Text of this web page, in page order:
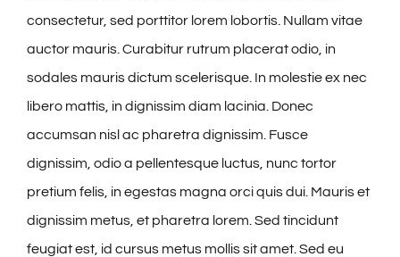
consectetur, sed porttitor lorem lobortis. Nullam vitae
auctor mauris. Curabitur rutrum placerat odio, in
sodales mauris dictum scelerisque. In molestie ex nec
libero mattis, in dignissim diam lacinia. Donec
accumsan nisl ac pharetra dignissim. Fusce
dignissim, odio a pellentesque luctus, nunc tortor
pretium felis, in egestas magna orci quis dui. Mauris et
dignissim metus, et pharetra lorem. Sed tincidunt
feugiat est, id cursus metus mollis sit amet. Sed eu